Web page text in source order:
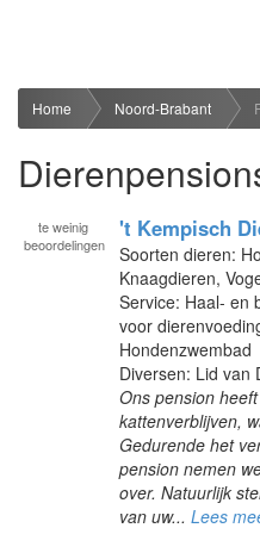
Home Noord-Brabant
te weinig
beoordelingen
't Kempisch
Soorten dieren:
Knaagdieren,
Service: Haal- en
voor
Hondenzwembad
Diversen: Lid van
Ons pension
kattenverblijven,
Gedurende het
pension nemen
over. Natuurlijk
van uw... Lees